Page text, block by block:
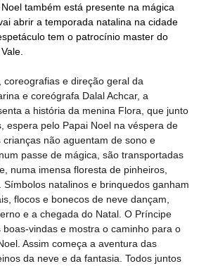
também está presente na mágica
abrir a temporada natalina na cidade
tem o patrocínio master do
coreografias e direção geral da
e coreógrafa Dalal Achcar, a
a história da menina Flora, que junto
espera pelo Papai Noel na véspera de
crianças não aguentam de sono e
passe de mágica, são transportadas
numa imensa floresta de pinheiros,
Símbolos natalinos e brinquedos ganham
flocos e bonecos de neve dançam,
e a chegada do Natal. O Príncipe
boas-vindas e mostra o caminho para o
Assim começa a aventura das
da neve e da fantasia. Todos juntos